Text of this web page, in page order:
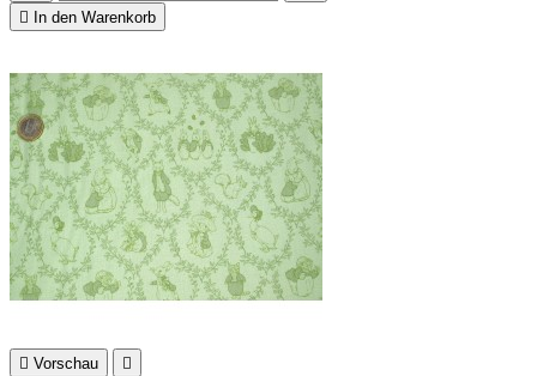

In den Warenkorb
 Vorschau 